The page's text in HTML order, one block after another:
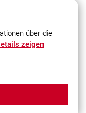
über die
zeigen